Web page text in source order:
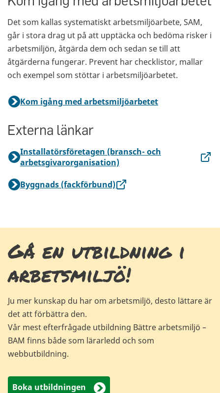
Det som kallas systematiskt arbetsmiljöarbete, SAM,
går i stora drag ut på att upptäcka och bedöma risker i
arbetsmiljön, åtgärda dem och sedan se till att
åtgärderna fungerar. Prevent har checklistor, mallar
och exempel som stöttar i arbetsmiljöarbetet.
Kom igång med arbetsmiljöarbetet
Externa länkar
Installatörsföretagen (bransch- och
arbetsgivarorganisation)
Byggnads (fackförbund)
Gå en utbildning i
arbetsmiljö!
Ju mer kunskap du har om arbetsmiljö, desto lättare är
det att förbättra den.
Vår mest efterfrågade utbildning Bättre arbetsmiljö –
BAM finns både som lärarledd och som
webbutbildning.
Boka utbildningen